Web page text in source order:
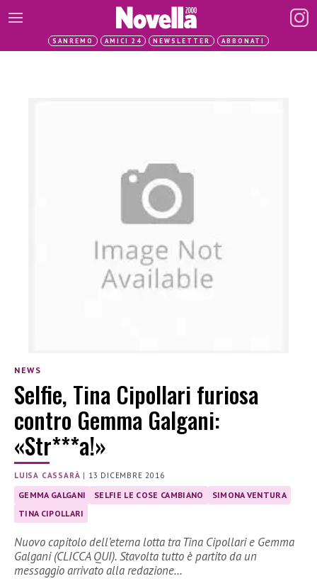
SANREMO AMICI 24 NEWSLETTER ABBONATI
NEWS
Selfie, Tina Cipollari furiosa
contro Gemma Galgani:
«Str***a!»
LUISA CASSARÀ | 13 DICEMBRE 2016
GEMMA GALGANI SELFIE LE COSE CAMBIANO
SIMONA VENTURA
TINA CIPOLLARI
Nuovo capitolo dell’eterna lotta tra Tina Cipollari e Gemma
Galgani (CLICCA QUI). Stavolta tutto è partito da un
messaggio arrivato alla redazione…